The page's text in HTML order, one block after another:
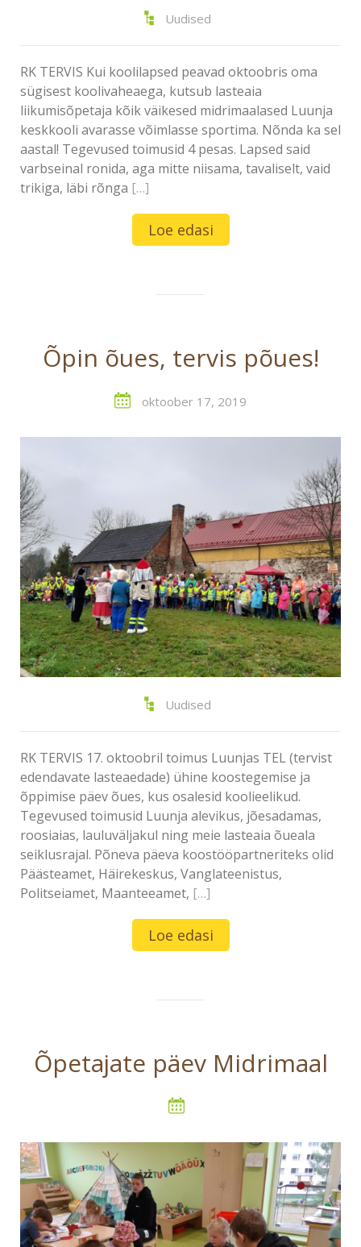
Uudised
RK TERVIS Kui koolilapsed peavad oktoobris oma
sügisest koolivaheaega, kutsub lasteaia
liikumisõpetaja kõik väikesed midrimaalased Luunja
keskkooli avarasse võimlasse sportima. Nõnda ka sel
aastal! Tegevused toimusid 4 pesas. Lapsed said
varbseinal ronida, aga mitte niisama, tavaliselt, vaid
trikiga, läbi rõnga […]
Loe edasi
Õpin õues, tervis põues!
oktoober 17, 2019
Uudised
RK TERVIS 17. oktoobril toimus Luunjas TEL (tervist
edendavate lasteaedade) ühine koostegemise ja
õppimise päev õues, kus osalesid koolieelikud.
Tegevused toimusid Luunja alevikus, jõesadamas,
roosiaias, lauluväljakul ning meie lasteaia õueala
seiklusrajal. Põneva päeva koostööpartneriteks olid
Päästeamet, Häirekeskus, Vanglateenistus,
Politseiamet, Maanteeamet, […]
Loe edasi
Õpetajate päev Midrimaal